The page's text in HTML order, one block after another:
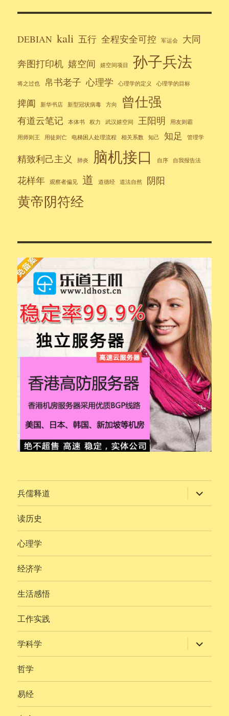
DEBIAN kali 五行 全程安全可控 军运会
大同
奔图打印机 嬉空间 嬉空间项目 孙子兵法
将之过也 帛书老子 心理学 心理学的定义 心理学的目标
捭阖 新华书店 新型冠状病毒 方向 曾仕强
有道云笔记 本体书 权力 武汉嬉空间 王阳明 用友则霸
用师则王 用徒则亡 电梯困人处理流程 相关系数 知己 知足 管理学
精致利己主义 肺炎 脑机接口 自序 自我报告法
花样年 观察者偏见 道 道德经 道法自然 阴阳
黄帝阴符经
兵儒释道 展
开
子
读历史
心理学
经济学
生活感悟
工作实践
学科学 展
开
子
哲学
易经